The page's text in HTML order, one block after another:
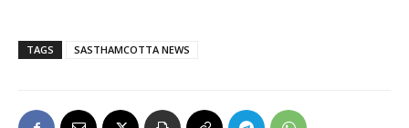
TAGS SASTHAMCOTTA NEWS